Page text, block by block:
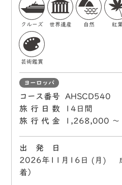
クルーズ 世界遺産 自然 紅葉
芸術鑑賞
ヨーロッパ
コース番号
AHSCD540
旅行日数
14日間
旅行代金
1,268,000
出 発 日
2026年11月16日 (月) 成
着）